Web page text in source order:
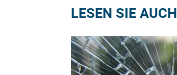
LESEN SIE AUCH